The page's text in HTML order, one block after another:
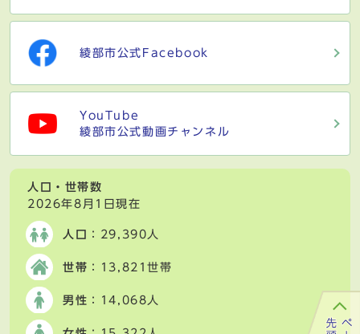
綾部市公式Facebook
YouTube
綾部市公式動画チャンネル
人口・世帯数
2026年8月1日現在
人口 ：29,390人
世帯 ：13,821世帯
男性 ：14,068人